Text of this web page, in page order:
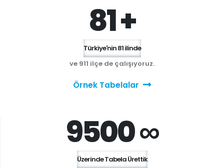
81 +
Türkiye'nin 81 ilinde
ve 911 ilçe de çalışıyoruz.
Örnek Tabelalar
9500 ∞
Üzerinde Tabela Ürettik